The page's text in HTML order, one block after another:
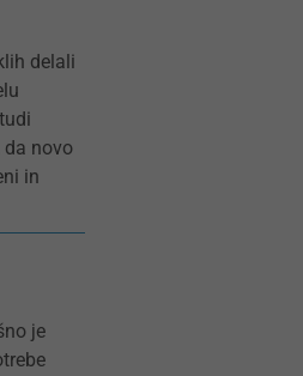
delali
novo
in
je